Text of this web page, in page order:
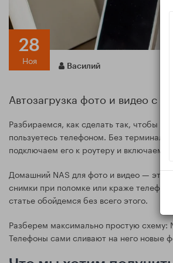
28
Ноя Василий
Автозагрузка фото и видео с
Разбираемся, как сделать так, чтобы
пользуетесь телефоном. Без
подключаем его к роутеру и включаем
Домашний NAS для фото и видео — это
снимки при поломке или краже
статье обойдемся без всего этого.
Разберем максимально простую схему:
Телефоны сами сливают на него новые